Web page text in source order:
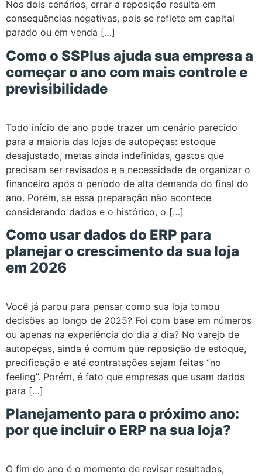
Nos dois cenários, errar a reposição resulta em
consequências negativas, pois se reflete em capital
parado ou em venda […]
Como o SSPlus ajuda sua empresa a
começar o ano com mais controle e
previsibilidade
Todo início de ano pode trazer um cenário parecido
para a maioria das lojas de autopeças: estoque
desajustado, metas ainda indefinidas, gastos que
precisam ser revisados e a necessidade de organizar o
financeiro após o período de alta demanda do final do
ano. Porém, se essa preparação não acontece
considerando dados e o histórico, o […]
Como usar dados do ERP para
planejar o crescimento da sua loja
em 2026
Você já parou para pensar como sua loja tomou
decisões ao longo de 2025? Foi com base em números
ou apenas na experiência do dia a dia? No varejo de
autopeças, ainda é comum que reposição de estoque,
precificação e até contratações sejam feitas “no
feeling”. Porém, é fato que empresas que usam dados
para […]
Planejamento para o próximo ano:
por que incluir o ERP na sua loja?
O fim do ano é o momento de revisar resultados,